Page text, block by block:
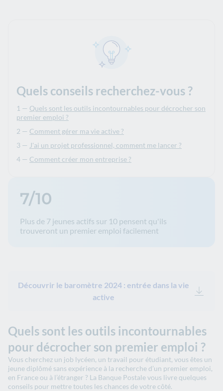
Quels conseils recherchez-vous ?
Quels sont les outils incontournables pour décrocher son
premier emploi ?
Comment gérer ma vie active ?
J'ai un projet professionnel, comment me lancer ?
Comment créer mon entreprise ?
7/10
Plus de 7 jeunes actifs sur 10 pensent qu'ils
trouveront un premier emploi facilement
Découvrir le baromètre 2024 : entrée dans la vie
active
Quels sont les outils incontournables
pour décrocher son premier emploi ?
Vous cherchez un job lycéen, un travail pour étudiant, vous êtes un
jeune diplômé sans expérience à la recherche d’un premier emploi,
en France ou à l’étranger ? La Banque Postale vous livre quelques
conseils pour mettre toutes les chances de votre côté.